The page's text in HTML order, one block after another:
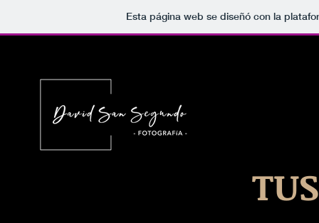
Esta página web se diseñó con la